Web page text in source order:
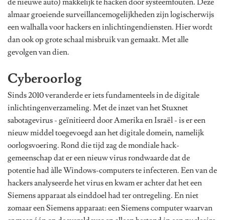
almaar groeiende surveillancemogelijkheden zijn logischerwijs
een walhalla voor hackers en inlichtingendiensten. Hier wordt
dan ook op grote schaal misbruik van gemaakt. Met alle
gevolgen van dien.
Cyberoorlog
Sinds 2010 veranderde er iets fundamenteels in de digitale
inlichtingenverzameling. Met de inzet van het Stuxnet
sabotagevirus - geïnitieerd door Amerika en Israël - is er een
nieuw middel toegevoegd aan het digitale domein, namelijk
oorlogsvoering. Rond die tijd zag de mondiale hack-
gemeenschap dat er een nieuw virus rondwaarde dat de
potentie had àlle Windows-computers te infecteren. Een van de
hackers analyseerde het virus en kwam er achter dat het een
Siemens apparaat als einddoel had ter ontregeling. En niet
zomaar een Siemens apparaat: een Siemens computer waarvan